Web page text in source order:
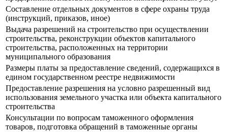
Составление отдельных документов в сфере охраны труда
(инструкций, приказов, иное)
Выдача разрешений на строительство при осуществлении
строительства, реконструкции объектов капитального
строительства, расположенных на территории
муниципального образования
Размеры платы за предоставление сведений, содержащихся в
едином государственном реестре недвижимости
Предоставление разрешения на условно разрешенный вид
использования земельного участка или объекта капитального
строительства
Консультации по вопросам таможенного оформления
товаров, подготовка обращений в таможенные органы